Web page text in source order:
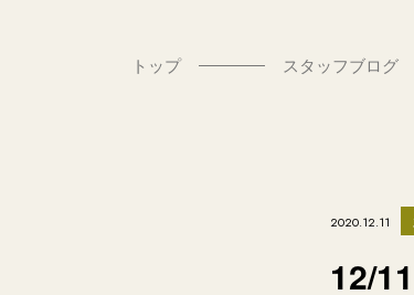
トップ スタッフブログ
2020.12.11
12/